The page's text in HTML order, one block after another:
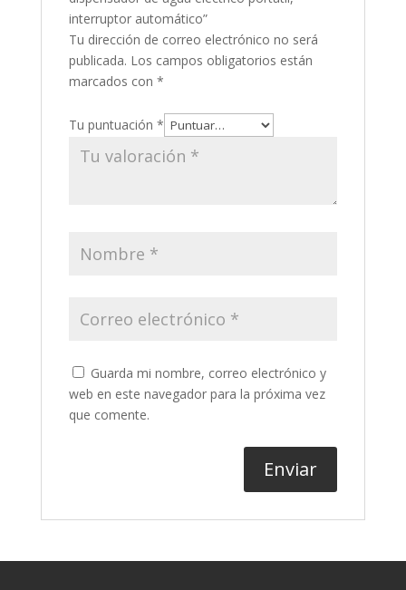
interruptor automático”
Tu dirección de correo electrónico no será
publicada. Los campos obligatorios están
marcados con *
Tu puntuación *
Guarda mi nombre, correo electrónico y
web en este navegador para la próxima vez
que comente.